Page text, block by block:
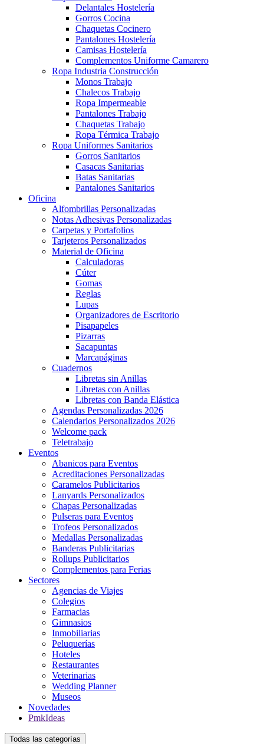
Delantales Hostelería
Gorros Cocina
Chaquetas Cocinero
Pantalones Hostelería
Camisas Hostelería
Complementos Uniforme Camarero
Ropa Industria Construcción
Monos Trabajo
Chalecos Trabajo
Ropa Impermeable
Pantalones Trabajo
Chaquetas Trabajo
Ropa Térmica Trabajo
Ropa Uniformes Sanitarios
Gorros Sanitarios
Casacas Sanitarias
Batas Sanitarias
Pantalones Sanitarios
Oficina
Alfombrillas Personalizadas
Notas Adhesivas Personalizadas
Carpetas y Portafolios
Tarjeteros Personalizados
Material de Oficina
Calculadoras
Cúter
Gomas
Reglas
Lupas
Organizadores de Escritorio
Pisapapeles
Pizarras
Sacapuntas
Marcapáginas
Cuadernos
Libretas sin Anillas
Libretas con Anillas
Libretas con Banda Elástica
Agendas Personalizadas 2026
Calendarios Personalizados 2026
Welcome pack
Teletrabajo
Eventos
Abanicos para Eventos
Acreditaciones Personalizadas
Caramelos Publicitarios
Lanyards Personalizados
Chapas Personalizadas
Pulseras para Eventos
Trofeos Personalizados
Medallas Personalizadas
Banderas Publicitarias
Rollups Publicitarios
Complementos para Ferias
Sectores
Agencias de Viajes
Colegios
Farmacias
Gimnasios
Inmobiliarias
Peluquerías
Hoteles
Restaurantes
Veterinarias
Wedding Planner
Museos
Novedades
PmkIdeas
Todas las categorías